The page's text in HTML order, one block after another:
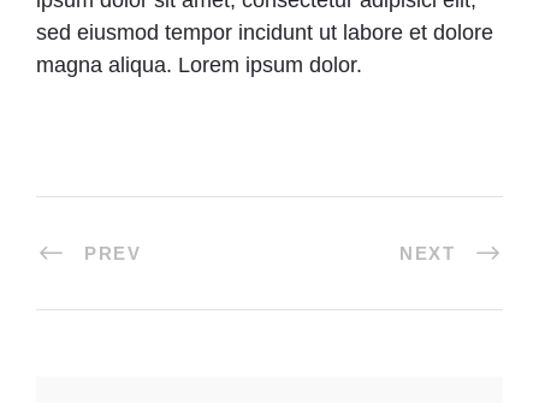
sed eiusmod tempor incidunt ut labore et dolore
magna aliqua. Lorem ipsum dolor.
PREV NEXT